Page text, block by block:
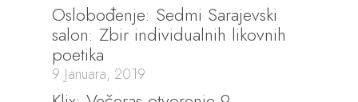
Oslobođenje: Sedmi Sarajevski
salon: Zbir individualnih likovnih
poetika
9 Januara, 2019